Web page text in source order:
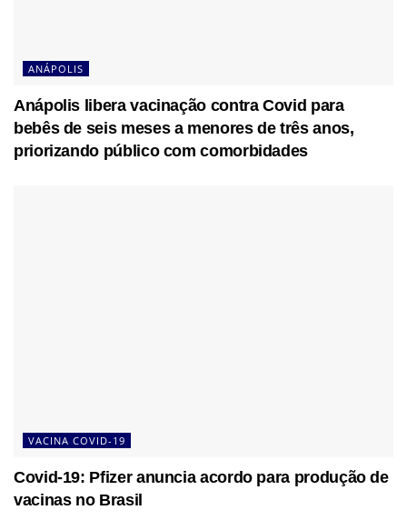
ANÁPOLIS
Anápolis libera vacinação contra Covid para
bebês de seis meses a menores de três anos,
priorizando público com comorbidades
VACINA COVID-19
Covid-19: Pfizer anuncia acordo para produção de
vacinas no Brasil